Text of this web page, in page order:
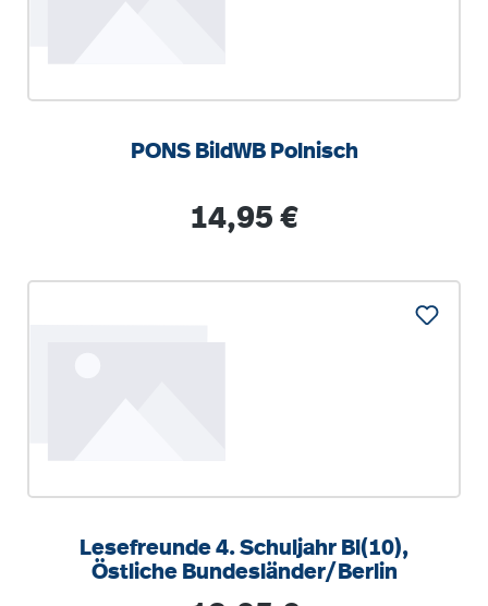
PONS BildWB Polnisch
Regulärer Preis:
14,95 €
Lesefreunde 4. Schuljahr Bl(10),
Östliche Bundesländer/Berlin